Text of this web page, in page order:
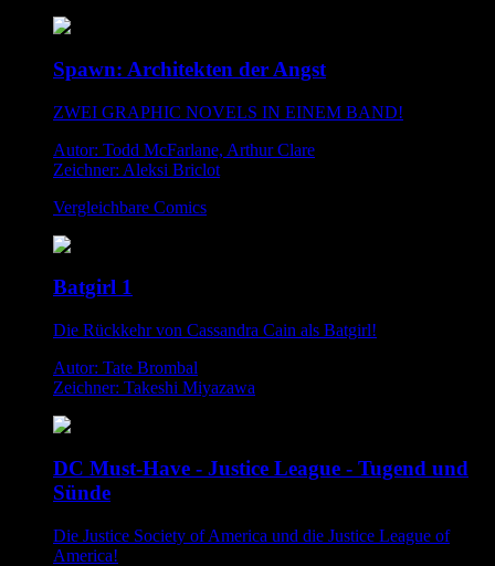
Spawn: Architekten der Angst
ZWEI GRAPHIC NOVELS IN EINEM BAND!
Autor: Todd McFarlane, Arthur Clare
Zeichner: Aleksi Briclot
Vergleichbare Comics
Batgirl 1
Die Rückkehr von Cassandra Cain als Batgirl!
Autor: Tate Brombal
Zeichner: Takeshi Miyazawa
DC Must-Have - Justice League - Tugend und
Sünde
Die Justice Society of America und die Justice League of
America!